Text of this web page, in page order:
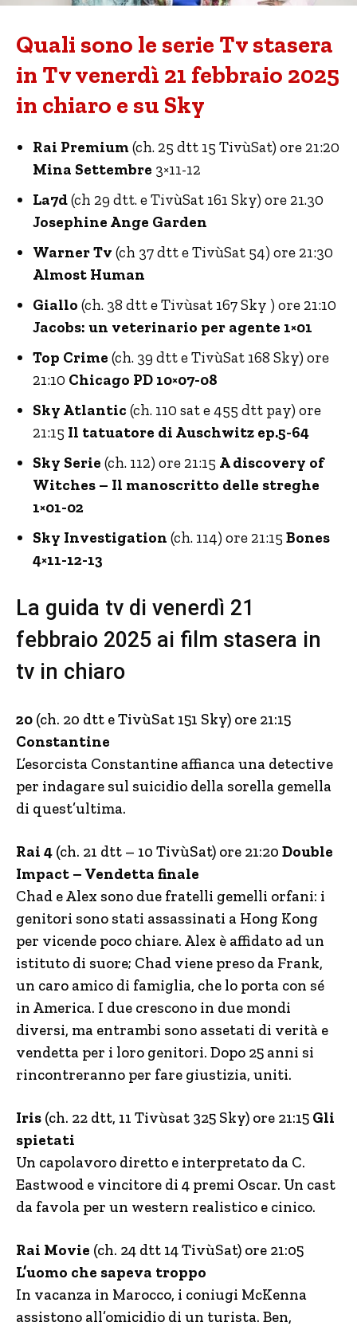
Quali sono le serie Tv stasera
in Tv venerdì 21 febbraio 2025
in chiaro e su Sky
Rai Premium(ch. 25 dtt 15 TivùSat) ore 21:20
Mina Settembre 3×11-12
La7d(ch 29 dtt. e TivùSat 161 Sky) ore 21.30
Josephine Ange Garden
Warner Tv (ch 37 dtt e TivùSat 54) ore 21:30
Almost Human
Giallo (ch. 38 dtt e Tivùsat 167 Sky ) ore 21:10
Jacobs: un veterinario per agente 1×01
Top Crime (ch. 39 dtt e TivùSat 168 Sky) ore
21:10 Chicago PD 10×07-08
Sky Atlantic (ch. 110 sat e 455 dtt pay) ore
21:15 Il tatuatore di Auschwitz ep.5-64
Sky Serie (ch. 112) ore 21:15 A discovery of
Witches – Il manoscritto delle streghe
1×01-02
Sky Investigation (ch. 114) ore 21:15 Bones
4×11-12-13
La guida tv di venerdì 21
febbraio 2025 ai film stasera in
tv in chiaro
20 (ch. 20 dtt e TivùSat 151 Sky) ore 21:15
Constantine
L’esorcista Constantine affianca una detective
per indagare sul suicidio della sorella gemella
di quest’ultima.
Rai 4 (ch. 21 dtt – 10 TivùSat) ore 21:20 Double
Impact – Vendetta finale
Chad e Alex sono due fratelli gemelli orfani: i
genitori sono stati assassinati a Hong Kong
per vicende poco chiare. Alex è affidato ad un
istituto di suore; Chad viene preso da Frank,
un caro amico di famiglia, che lo porta con sé
in America. I due crescono in due mondi
diversi, ma entrambi sono assetati di verità e
vendetta per i loro genitori. Dopo 25 anni si
rincontreranno per fare giustizia, uniti.
Iris (ch. 22 dtt, 11 Tivùsat 325 Sky) ore 21:15 Gli
spietati
Un capolavoro diretto e interpretato da C.
Eastwood e vincitore di 4 premi Oscar. Un cast
da favola per un western realistico e cinico.
Rai Movie (ch. 24 dtt 14 TivùSat) ore 21:05
L’uomo che sapeva troppo
In vacanza in Marocco, i coniugi McKenna
assistono all’omicidio di un turista. Ben,